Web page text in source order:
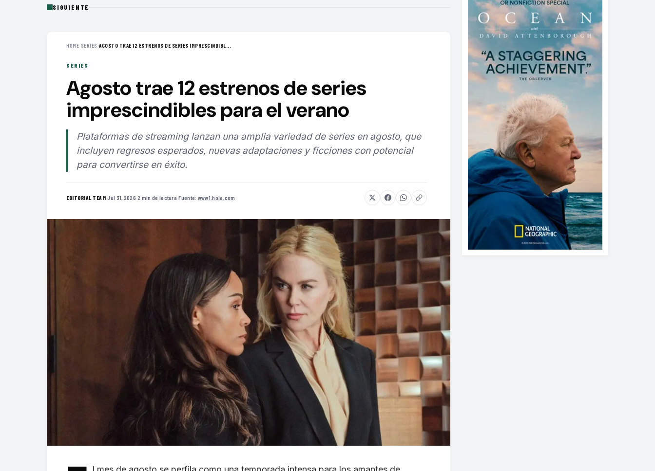
SIGUIENTE
HOME› SERIES ›AGOSTO TRAE 12 ESTRENOS DE SERIES IMPRESCINDIBL...
SERIES
Agosto trae 12 estrenos de series
imprescindibles para el verano
Plataformas de streaming lanzan una amplia variedad de series en agosto, que
incluyen regresos esperados, nuevas adaptaciones y ficciones con potencial
para convertirse en éxito.
EDITORIAL TEAM·Jul 31, 2026·2 min de lectura·Fuente: www1.hola.com